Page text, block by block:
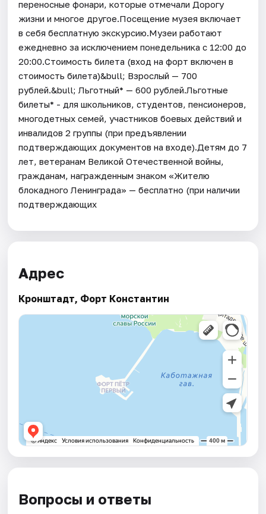
переносные фонари, которые отмечали Дорогу
жизни и многое другое.Посещение музея включает
в себя бесплатную экскурсию.Музеи работают
ежедневно за исключением понедельника с 12:00 до
20:00.Стоимость билета (вход на форт включен в
стоимость билета)&bull; Взрослый — 700
рублей.&bull; Льготный* — 600 рублей.Льготные
билеты* - для школьников, студентов, пенсионеров,
многодетных семей, участников боевых действий и
инвалидов 2 группы (при предъявлении
подтверждающих документов на входе).Детям до 7
лет, ветеранам Великой Отечественной войны,
гражданам, награжденным знаком «Жителю
блокадного Ленинграда» — бесплатно (при наличии
подтверждающих
Адрес
Кронштадт, Форт Константин
Вопросы и ответы